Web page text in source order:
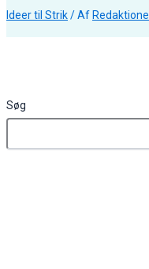
Ideer til Strik/ Af
Søg